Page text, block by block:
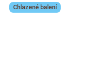
Chlazené balení